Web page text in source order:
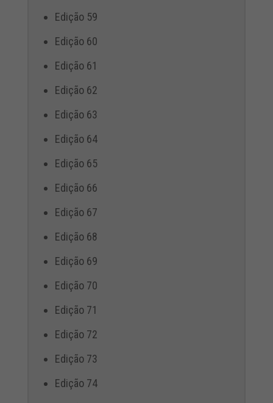
Edição 59
Edição 60
Edição 61
Edição 62
Edição 63
Edição 64
Edição 65
Edição 66
Edição 67
Edição 68
Edição 69
Edição 70
Edição 71
Edição 72
Edição 73
Edição 74